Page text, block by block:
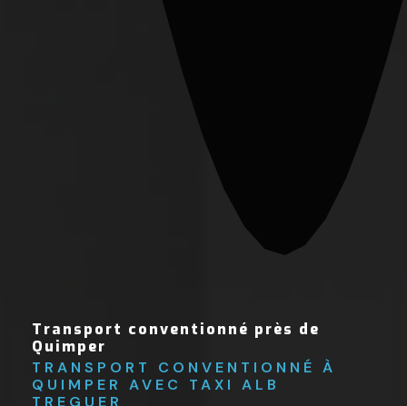
Transport conventionné près de
Quimper
TRANSPORT CONVENTIONNÉ À
QUIMPER AVEC TAXI ALB
TREGUER